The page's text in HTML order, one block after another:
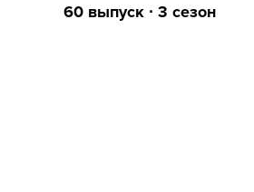
60 выпуск ∙ 3 сезон